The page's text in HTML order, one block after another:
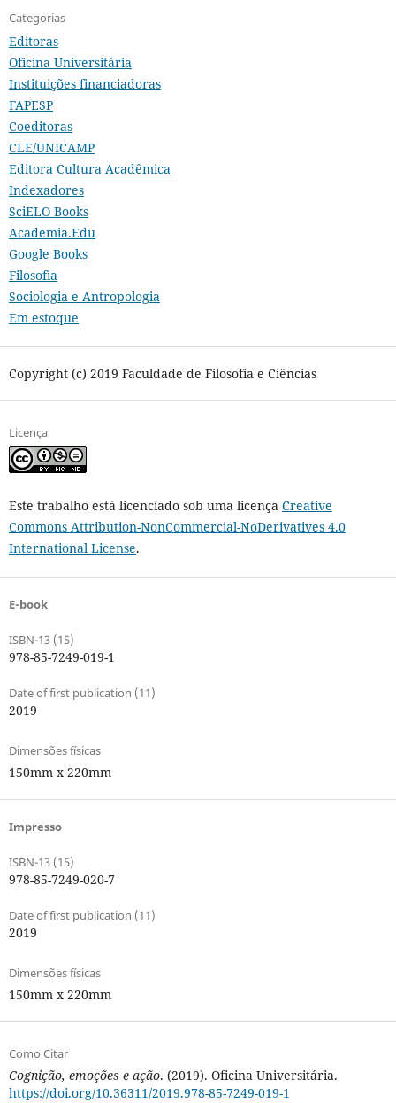
Categorias
Editoras
Oficina Universitária
Instituições financiadoras
FAPESP
Coeditoras
CLE/UNICAMP
Editora Cultura Acadêmica
Indexadores
SciELO Books
Academia.Edu
Google Books
Filosofia
Sociologia e Antropologia
Em estoque
Copyright (c) 2019 Faculdade de Filosofia e Ciências
Licença
Este trabalho está licenciado sob uma licença Creative
Commons Attribution-NonCommercial-NoDerivatives 4.0
International License.
E-book
ISBN-13 (15)
978-85-7249-019-1
Date of first publication (11)
2019
Dimensões físicas
150mm x 220mm
Impresso
ISBN-13 (15)
978-85-7249-020-7
Date of first publication (11)
2019
Dimensões físicas
150mm x 220mm
Como Citar
Cognição, emoções e ação. (2019). Oficina Universitária.
https://doi.org/10.36311/2019.978-85-7249-019-1